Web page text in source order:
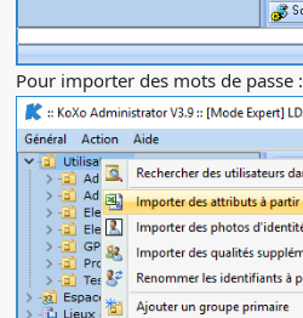
Pour importer des mots de passe :